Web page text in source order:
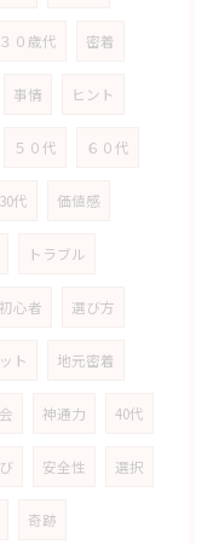
３０歳代 密着
事情 ヒント
５０代 ６０代
30代 価値感
トラブル
初心者 選び方
ト 地元密着
神通力 40代
安全性 選択
奇跡